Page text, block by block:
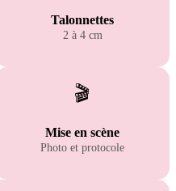
Talonnettes
2 à 4 cm
🎬
Mise en scène
Photo et protocole